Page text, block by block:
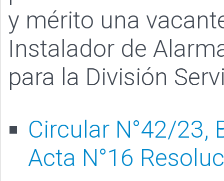
y mérito una
Instalador de
para la División
Circular N°42/23,
Acta N°16